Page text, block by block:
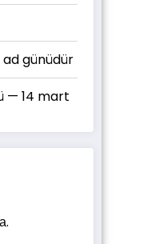
günüdür
— 14 mart